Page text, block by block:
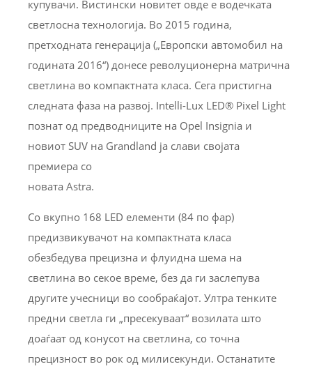
купувачи. Вистински новитет овде е водечката
светлосна технологија. Во 2015 година,
претходната генерација („Европски автомобил на
годината 2016“) донесе револуционерна матрична
светлина во компактната класа. Сега пристигна
следната фаза на развој. Intelli-Lux LED® Pixel Light
познат од предводниците на Opel Insignia и
новиот SUV на Grandland ја слави својата
премиера со
новата Astra.
Со вкупно 168 LED елементи (84 по фар)
предизвикувачот на компактната класа
обезбедува прецизна и флуидна шема на
светлина во секое време, без да ги заслепува
другите учесници во сообраќајот. Ултра тенките
предни светла ги „пресекуваат“ возилата што
доаѓаат од конусот на светлина, со точна
прецизност во рок од милисекунди. Останатите